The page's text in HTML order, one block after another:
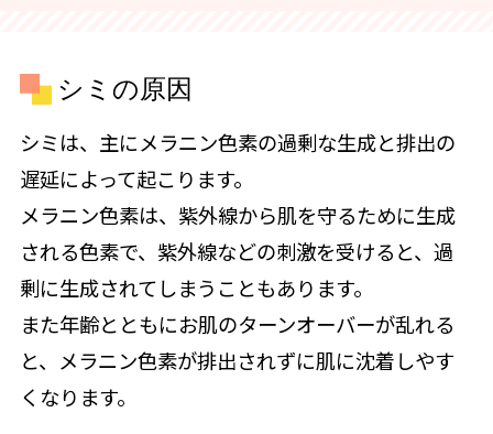
シミの原因
シミは、主にメラニン色素の過剰な生成と排出の
遅延によって起こります。
メラニン色素は、紫外線から肌を守るために生成
される色素で、紫外線などの刺激を受けると、過
剰に生成されてしまうこともあります。
また年齢とともにお肌のターンオーバーが乱れる
と、メラニン色素が排出されずに肌に沈着しやす
くなります。